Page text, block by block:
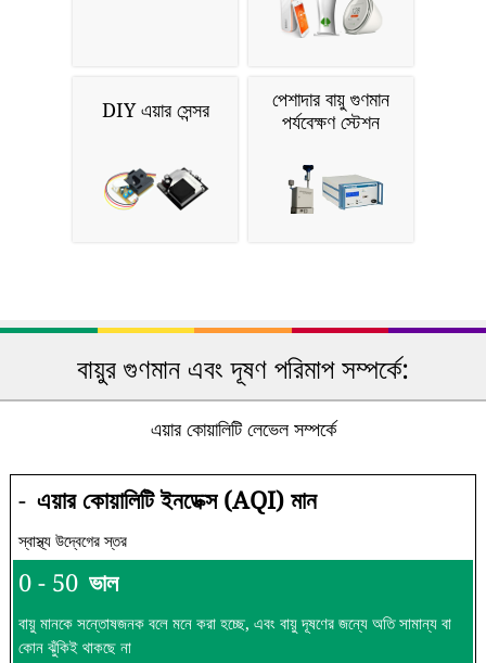
DIY এয়ার সেন্সর
পেশাদার বায়ু গুণমান
পর্যবেক্ষণ স্টেশন
বায়ুর গুণমান এবং দূষণ পরিমাপ সম্পর্কে:
এয়ার কোয়ালিটি লেভেল সম্পর্কে
- এয়ার কোয়ালিটি ইনডেক্স (AQI) মান
স্বাস্থ্য উদ্বেগের স্তর
0 - 50 ভাল
বায়ু মানকে সন্তোষজনক বলে মনে করা হচ্ছে, এবং বায়ু দূষণের জন্যে অতি সামান্য বা
কোন ঝুঁকিই থাকছে না